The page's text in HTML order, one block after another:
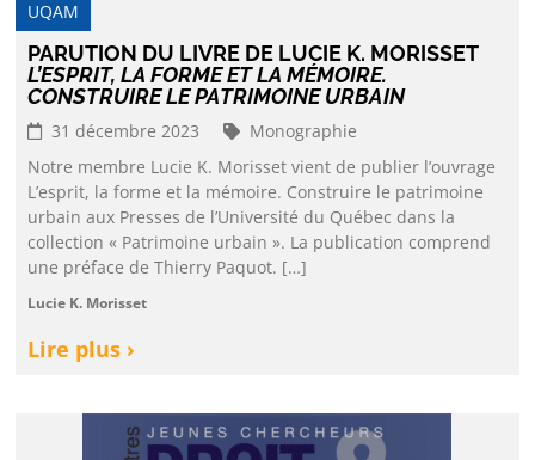
UQAM
PARUTION DU LIVRE DE LUCIE K. MORISSET
L’ESPRIT, LA FORME ET LA MÉMOIRE.
CONSTRUIRE LE PATRIMOINE URBAIN
31 décembre 2023
Monographie
Notre membre Lucie K. Morisset vient de publier l’ouvrage
L’esprit, la forme et la mémoire. Construire le patrimoine
urbain aux Presses de l’Université du Québec dans la
collection « Patrimoine urbain ». La publication comprend
une préface de Thierry Paquot. […]
Lucie K. Morisset
Lire plus ›